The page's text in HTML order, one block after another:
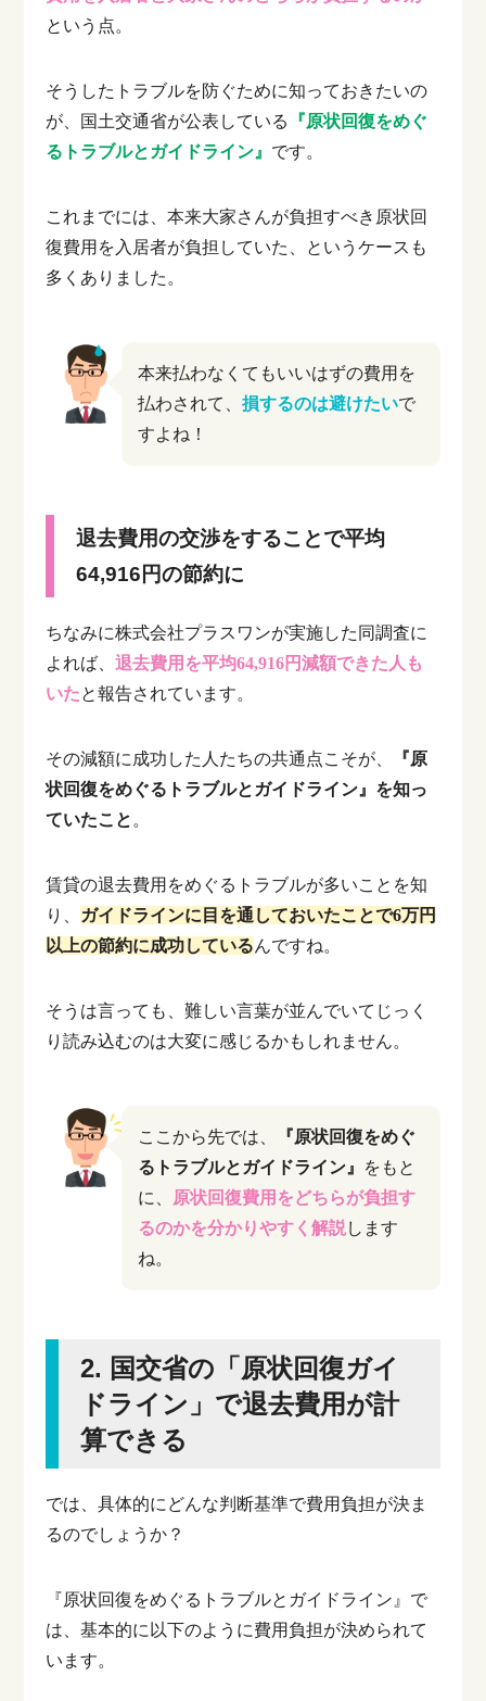
という点。
そうしたトラブルを防ぐために知っておきたいの
が、国土交通省が公表している
『原状回復をめぐ
るトラブルとガイドライン』 です。
これまでには、本来大家さんが負担すべき原状回
復費用を入居者が負担していた、というケースも
多くありました。
本来払わなくてもいいはずの費用を
払わされて、損するのは避けたいで
すよね！
退去費用の交渉をすることで平均
64,916円の節約に
ちなみに株式会社プラスワンが実施した同調査に
よれば、退去費用を平均64,916円減額できた人も
いたと報告されています。
その減額に成功した人たちの共通点こそが、
『原
状回復をめぐるトラブルとガイドライン』を知っ
ていたこと 。
賃貸の退去費用をめぐるトラブルが多いことを知
り、 ガイドラインに目を通しておいたことで6万円
以上の節約に成功しているんですね。
そうは言っても、難しい言葉が並んでいてじっく
り読み込むのは大変に感じるかもしれません。
ここから先では、
『原状回復をめぐ
るトラブルとガイドライン』 をもと
に、 原状回復費用をどちらが負担す
るのかを分かりやすく解説します
ね。
2. 国交省の「原状回復ガイ
ドライン」で退去費用が計
算できる
では、具体的にどんな判断基準で費用負担が決ま
るのでしょうか？
『原状回復をめぐるトラブルとガイドライン』で
は、基本的に以下のように費用負担が決められて
います。